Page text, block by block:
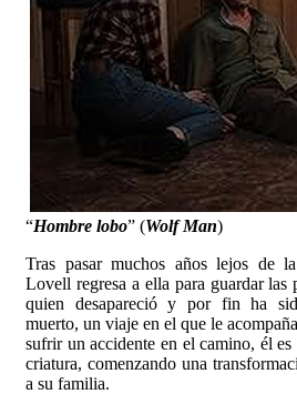
“Hombre lobo” (Wolf Man)
Tras pasar muchos años lejos de
Lovell regresa a ella para guardar las
quien desapareció y por fin ha
muerto, un viaje en el que le
sufrir un accidente en el camino, él
criatura, comenzando una
a su familia.